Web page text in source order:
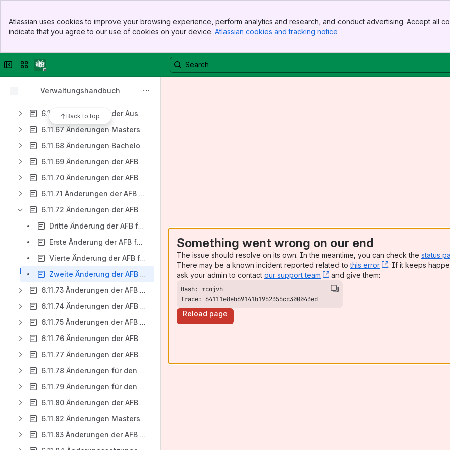
Top Bar
Sidebar
Atlassian uses cookies to improve your browsing experience, perform analytics and research, and conduct advertising. Accept all
indicate that you agree to our use of cookies on your device. Atlassian cookies and tracking notice
Collapse sidebar
Switch sites or apps
Verwaltungshandbuch
Back to top
6.11.60 Erste Änderung der AFB für den Masterstudiengang Physikalische Technologien (18.01.2011) vom 19.07.2011
6.11.61 Erste Änderung der AFB für den Bachelorstudiengang Angewandte Mathematik (14.11.2006) vom 28.04.2015
6.11.66 Änderungen der Ausführungsbestimmungen Wirtschaftsinformatik MSc
6.11.67 Änderungen Masterstudiengang Geoenvironmental Engineering
6.11.68 Änderungen Bachelorstudiengang Wirtschaftsingenieurwesen
6.11.69 Änderungen der AFB für den Masterstudiengang Wirtschaftsingenieurwesen
6.11.70 Änderungen der AFB Bachelorstudiengang Maschinenbau
6.11.71 Änderungen der AFB Masterstudiengang Maschinenbau
6.11.72 Änderungen der AFB für den Masterstudiengang Mechatronik (03.11.2009)
Dritte Änderung der AFB für den Masterstudiengang Mechatronik (03.11.2009) vom 28.10.2014
Erste Änderung der AFB für den Masterstudiengang Mechatronik (03.11.2009) vom 03.05.2011
Vierte Änderung der AFB für den Masterstudiengang Mechatronik (03.11.2009) vom 30.01.2015
Zweite Änderung der AFB für den Masterstudiengang Mechatronik (03.11.2009) vom 21.05.2011
6.11.73 Änderungen der AFB für den Bachelorstudiengang Verfahrenstechnik/Chemieingenieurwesen
6.11.74 Änderungen der AFB für den Masterstudiengang Verfahrenstechnik/Chemieingenieurwesen
6.11.75 Änderungen der AFB für den Bachelor-Studiengang Technische Informatik (16.09.2010)
6.11.76 Änderungen der AFB für den Masterstudiengang Automatisierungstechnik (09.11.2010)
6.11.77 Änderungen der AFB für den konsekutiven Masterstudiengang Rohstoff-Geowissenschaften (15.06.2010)
6.11.78 Änderungen für den Bachelorstudiengang Nachhaltige Energietechnik und -systeme (vormals Energietechnologien)
6.11.79 Änderungen für den Masterstudiengang Energiesystemtechnik
6.11.80 Änderungen der AFB für den Masterstudiengang Umweltverfahrenstechnik und Recycling
6.11.82 Änderungen Masterstudiengang Systems Engineering
6.11.83 Änderungen der AFB für den Bachelorstudiengang Rohstoff-Geowissenschaften (16.09.2015)
Something went wrong on our end
The issue should resolve on its own. In the meantime, you can check the status
There may be a known incident reported related tothis error , (opens new
. If it keeps
ask your admin to contact our support team , (opens new window)
and give them:
Trace: 64111e8eb69141b1952355cc300043ed
Reload page